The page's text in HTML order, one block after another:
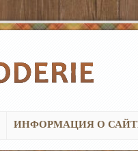
ИНФОРМАЦИЯ О